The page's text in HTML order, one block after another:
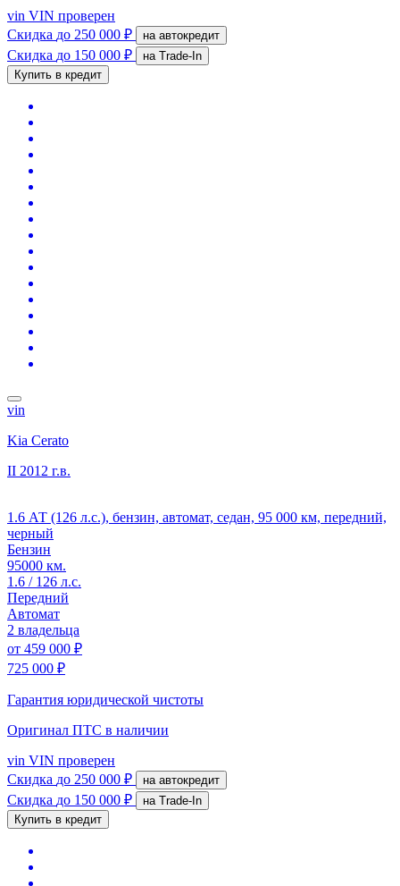
vin VIN проверен
Скидка до 250 000 ₽ на автокредит
Скидка до 150 000 ₽
на Trade-In
Купить в кредит
vin
Kia Cerato
II 2012 г.в.
1.6 АТ (126 л.с.), бензин, автомат, седан, 95 000 км, передний,
черный
Бензин
95000 км.
1.6 / 126 л.с.
Передний
Автомат
2 владельца
от 459 000 ₽
725 000 ₽
Гарантия юридической чистоты
Оригинал ПТС в наличии
vin VIN проверен
Скидка до 250 000 ₽ на автокредит
Скидка до 150 000 ₽
на Trade-In
Купить в кредит